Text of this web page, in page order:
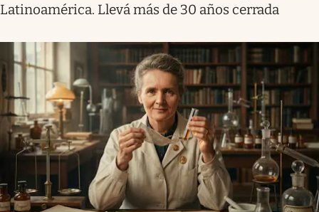
Latinoamérica. Llevá más de 30 años cerrada